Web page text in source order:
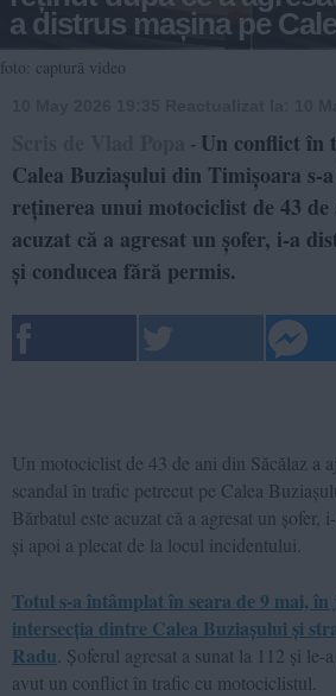
a distrus mașina pe
foto: captură video
- Un conflict în
Calea Buziașului din Timișoara s-
reținerea unui motociclist de 43
acuzat că a agresat un șofer, i-a
și conducea fără permis.
Un motociclist de 43 de ani din Săcălaz a
scandal în trafic petrecut pe Calea
Bărbatul este acuzat că a agresat un șofer,
și apoi a plecat de la locul incidentului.
Totul s-a întâmplat în seara de 9 mai,
intersecția dintre Calea Buziașului și
Radu . Șoferul agresat a sunat la 112 și le-
avut un conflict în trafic cu motociclistul.